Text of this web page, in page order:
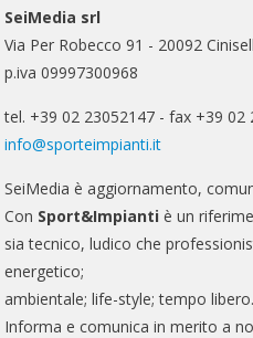
SeiMedia srl
Via Per Robecco 91 - 20092
p.iva 09997300968
tel. +39 02 23052147 - fax +39 02
info@sporteimpianti.it
SeiMedia è aggiornamento,
Con Sport&Impianti è un
sia tecnico, ludico che
energetico;
ambientale; life-style; tempo libero.
Informa e comunica in merito a